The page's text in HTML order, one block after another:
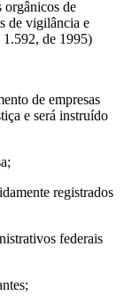
orgânicos de
de vigilância e
de 1995)
de empresas
e será instruído
registrados
federais